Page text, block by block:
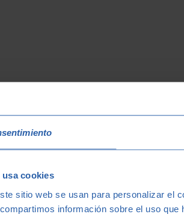
usa cookies
sitio web se usan para personalizar el
información sobre el uso